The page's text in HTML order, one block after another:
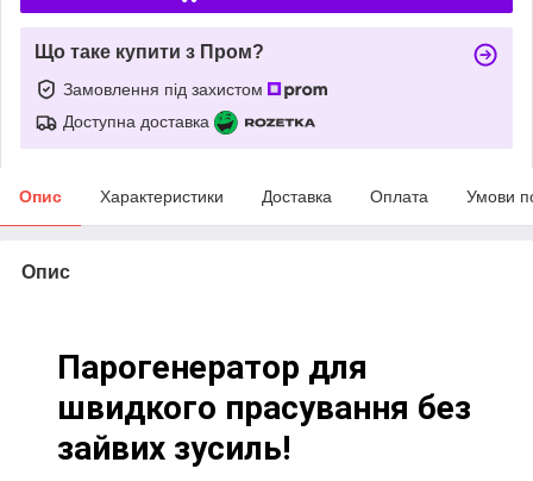
Що таке купити з Пром?
Замовлення під захистом
Доступна доставка
Опис Характеристики Доставка Оплата Умови
Опис
Парогенератор для
швидкого прасування без
зайвих зусиль!